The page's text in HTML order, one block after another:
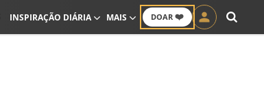
DOAR ❤️
INSPIRAÇÃO DIÁRIA MAIS